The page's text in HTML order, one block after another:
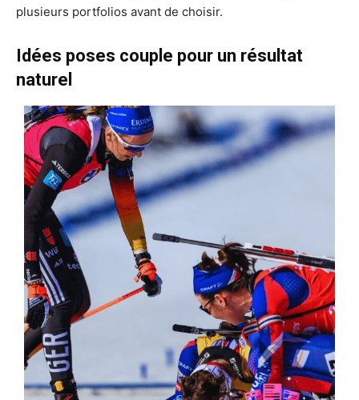
plusieurs portfolios avant de choisir.
Idées poses couple pour un résultat
naturel